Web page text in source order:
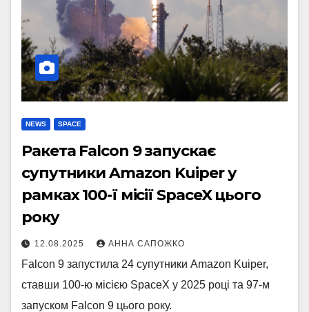
NEWS SPACE
Ракета Falcon 9 запускає
супутники Amazon Kuiper у
рамках 100-ї місії SpaceX цього
року
12.08.2025 АННА САПОЖКО
Falcon 9 запустила 24 супутники Amazon Kuiper,
ставши 100-ю місією SpaceX у 2025 році та 97-м
запуском Falcon 9 цього року.